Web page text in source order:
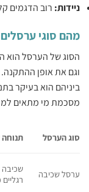
‏ניידות: ‏ ‏רוב הדגמים
מהם סוגי
‏הסוג של הערסל הוא
וגם את אופן ההתקנה.
ביניהם הוא בעיקר
מסכמת מי מתאים
‏סוג הערסל‏ ‏תנוחה
‏ערסל שכיבה‏